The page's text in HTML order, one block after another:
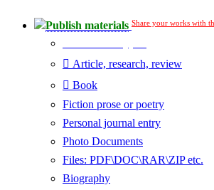
Publish materials Share your works with
Article, research, review
Book
Fiction prose or poetry
Personal journal entry
Photo Documents
Files: PDF\DOC\RAR\ZIP etc.
Biography